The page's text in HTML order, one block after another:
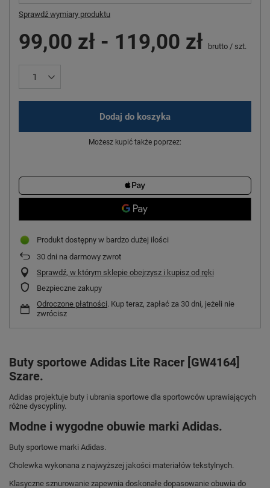
Sprawdź wymiary produktu
99,00 zł - 119,00 zł brutto / szt.
Dodaj do koszyka
Możesz kupić także poprzez:
Produkt dostępny w bardzo dużej ilości
30 dni na darmowy zwrot
Sprawdź, w którym sklepie obejrzysz i kupisz od ręki
Bezpieczne zakupy
Odroczone płatności. Kup teraz, zapłać za 30 dni, jeżeli nie
zwrócisz
Buty sportowe Adidas Lite Racer [GW4164]
Szare.
Adidas projektuje buty i ubrania sportowe dla sportowców uprawiających
różne dyscypliny.
Modne i wygodne obuwie marki Adidas.
Buty sportowe marki Adidas.
Cholewka wykonana z najwyższej jakości materiałów tekstylnych.
Klasyczne sznurowanie zapewnia doskonałe dopasowanie obuwia do